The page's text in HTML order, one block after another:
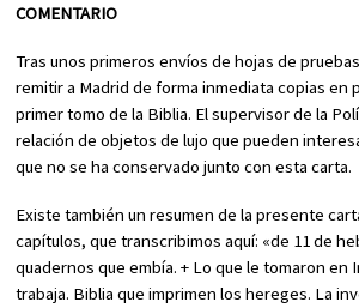
COMENTARIO
Tras unos primeros envíos de hojas de
remitir a Madrid de forma inmediata copias en
primer tomo de la Biblia. El supervisor de la
relación de objetos de lujo que pueden
que no se ha conservado junto con esta carta.
Existe también un resumen de la presente
capítulos, que transcribimos aquí: «de 11 de
quadernos que embía. + Lo que le tomaron en
trabaja. Biblia que imprimen los hereges. La